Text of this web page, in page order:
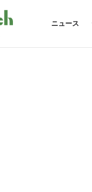
ニュース